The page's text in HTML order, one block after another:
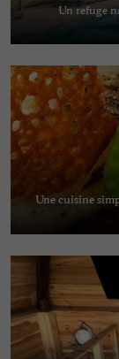
Un refuge
Une cuisine